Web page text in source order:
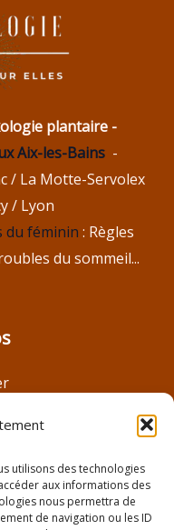
utilisons des technologies
aux informations des
nous permettra de
de navigation ou les ID
plantaire -
Aix-les-Bains-
/ La Motte-Servolex
/ Lyon
du féminin : Règles
du sommeil...
Lyon
Bains
Les Bains